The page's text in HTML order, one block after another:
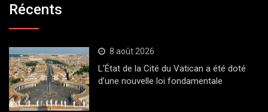
Récents
8 août 2026
L’État de la Cité du Vatican a été doté
d’une nouvelle loi fondamentale